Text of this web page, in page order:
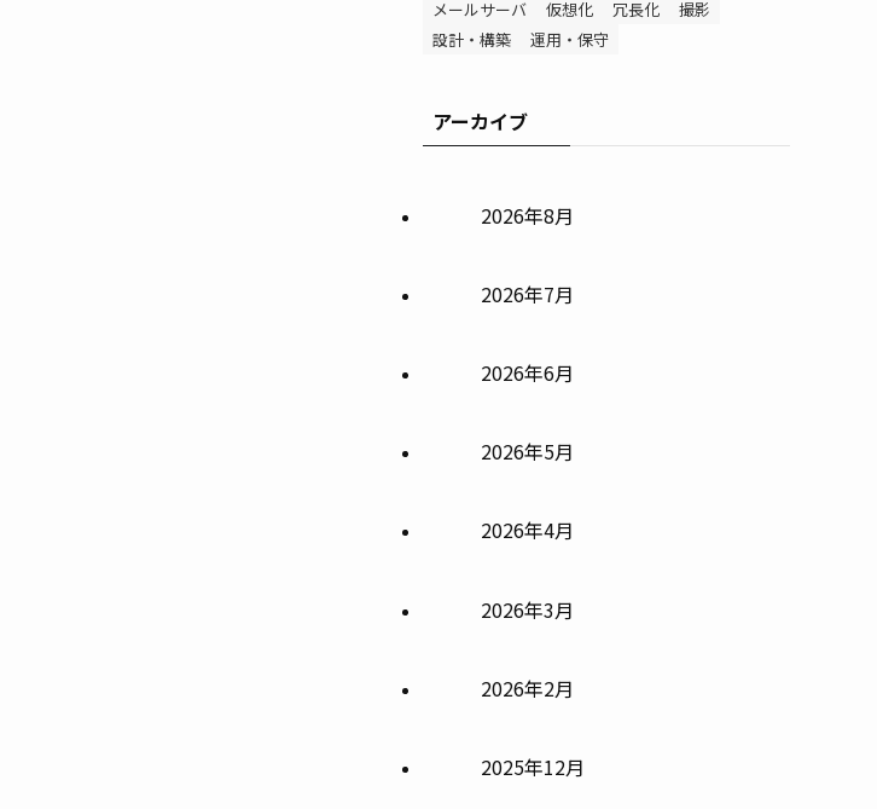
メールサーバ 仮想化 冗長化
撮影
設計・構築
運用・保守
アーカイブ
2026年8月
2026年7月
2026年6月
2026年5月
2026年4月
2026年3月
2026年2月
2025年12月